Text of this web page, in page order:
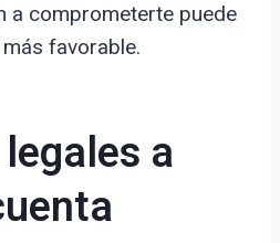
a comprometerte puede
favorable.
a